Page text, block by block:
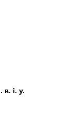
в. і. у.